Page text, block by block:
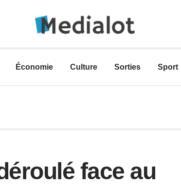
Économie Culture Sorties Sport
face au